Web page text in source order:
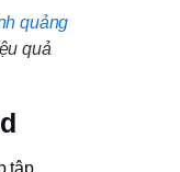
quảng
quả
tập